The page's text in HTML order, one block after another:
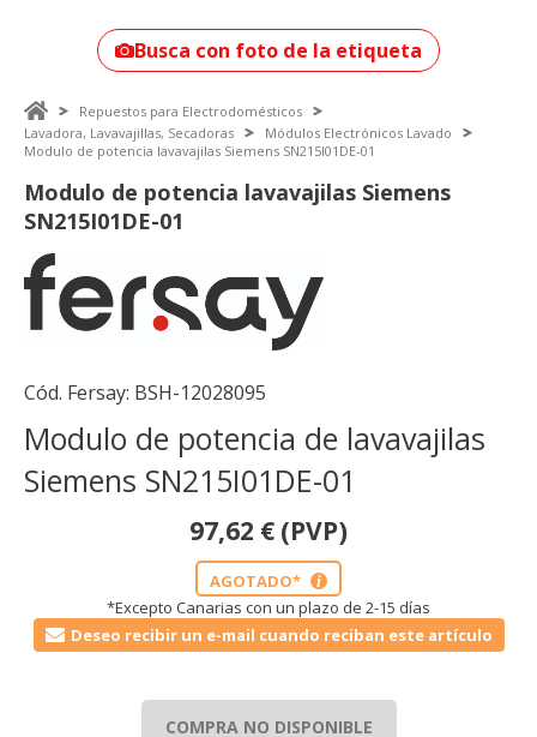
Busca con foto de la etiqueta
Repuestos para Electrodomésticos
Lavadora, Lavavajillas, Secadoras
Módulos Electrónicos Lavado
Modulo de potencia lavavajilas Siemens SN215I01DE-01
Modulo de potencia lavavajilas Siemens
SN215I01DE-01
Cód. Fersay: BSH-12028095
Modulo de potencia de lavavajilas
Siemens SN215I01DE-01
97,62 € (PVP)
AGOTADO* i
*Excepto Canarias con un plazo de 2-15 días
Deseo recibir un e-mail cuando reciban este artículo
COMPRA NO DISPONIBLE